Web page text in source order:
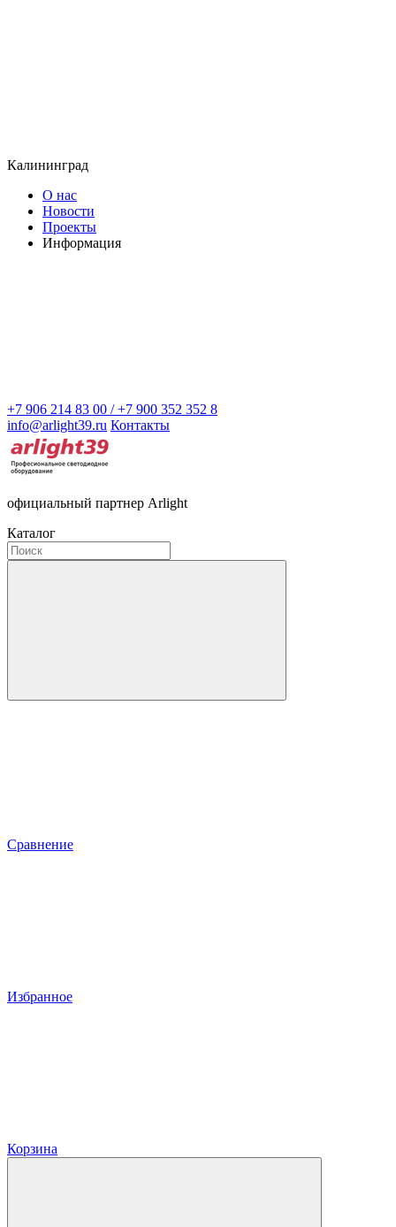
Калининград
О нас
Новости
Проекты
Информация
+7 906 214 83 00 / +7 900 352 352 8
info@arlight39.ru Контакты
официальный партнер Arlight
Каталог
Сравнение
Избранное
Корзина